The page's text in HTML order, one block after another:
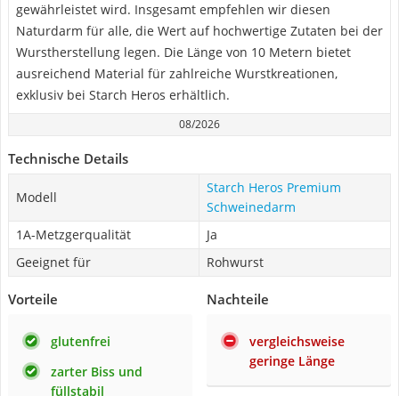
gewährleistet wird. Insgesamt empfehlen wir diesen
Naturdarm für alle, die Wert auf hochwertige Zutaten bei der
Wurstherstellung legen. Die Länge von 10 Metern bietet
ausreichend Material für zahlreiche Wurstkreationen,
exklusiv bei Starch Heros erhältlich.
08/2026
Technische Details
Modell
‎Starch Heros Premium
Schweinedarm
1A-Metzgerqualität
Ja
Geeignet für
Rohwurst
Vorteile
glutenfrei
zarter Biss und
füllstabil
Nachteile
vergleichsweise
geringe Länge